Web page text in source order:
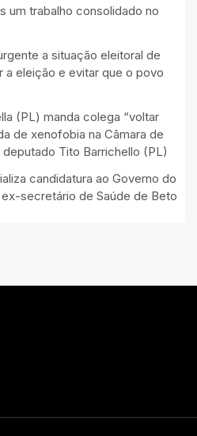
um trabalho consolidado no
a situação eleitoral de
a eleição e evitar que o povo
(PL) manda colega “voltar
de xenofobia na Câmara de
Tito Barrichello (PL)
candidatura ao Governo do
secretário de Saúde de Beto